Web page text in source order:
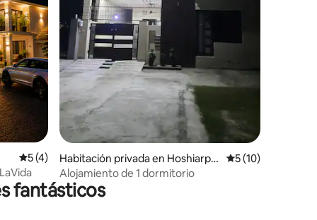
Calificación promedio: 5 de 5; 4 evaluaciones
5 (4)
Habitación privada en Hoshiarpu
r
Calificación
5 (10)
Alojamiento de 1 dormitorio
fantásticos